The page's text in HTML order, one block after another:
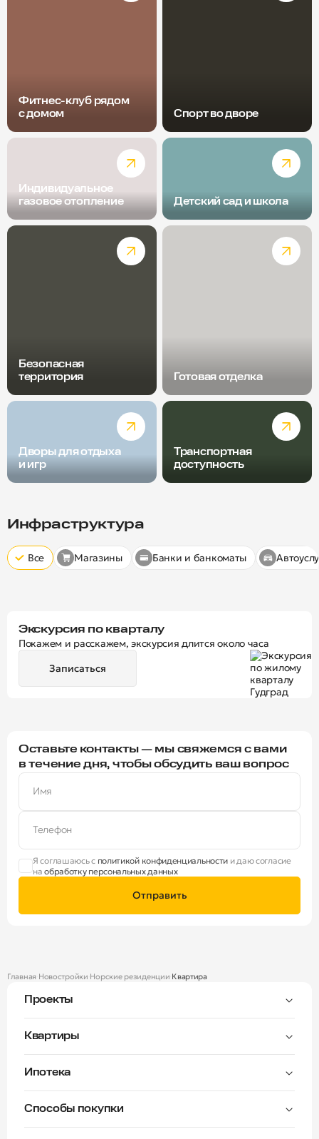
Фитнес-клуб рядом
с домом
Спорт во дворе
Индивидуальное
газовое отопление
Детский сад и школа
Безопасная
территория
Готовая отделка
Дворы для отдыха
и игр
Транспортная
доступность
Инфраструктура
Все Магазины Банки и банкоматы
Экскурсия по кварталу
Покажем и расскажем, экскурсия длится около часа
Записаться
Оставьте контакты — мы свяжемся с вами
в течение дня, чтобы обсудить ваш вопрос
Имя
Телефон
Я соглашаюсь с политикой конфиденциальности и даю согласие
наобработку персональных данных
Отправить
Главная Новостройки Норские резиденции Квартира
Проекты
Тверицы
Норские резиденции
Квартиры
Окна на две стороны
Ипотека
Способы покупки